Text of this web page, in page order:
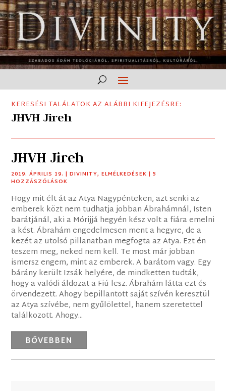
KERESÉSI TALÁLATOK AZ ALÁBBI KIFEJEZÉSRE:
JHVH Jireh
JHVH Jireh
2019. ÁPRILIS 19. |DIVINITY,ELMÉLKEDÉSEK | 5
HOZZÁSZÓLÁSOK
Hogy mit élt át az Atya Nagypénteken, azt senki az
emberek közt nem tudhatja jobban Ábrahámnál, Isten
barátjánál, aki a Mórijjá hegyén kész volt a fiára emelni
a kést. Ábrahám engedelmesen ment a hegyre, de a
kezét az utolsó pillanatban megfogta az Atya. Ezt én
teszem meg, neked nem kell. Te most már jobban
ismersz engem, mint az emberek. A barátom vagy. Egy
bárány került Izsák helyére, de mindketten tudták,
hogy a valódi áldozat a Fiú lesz. Ábrahám látta ezt és
örvendezett. Ahogy bepillantott saját szívén keresztül
az Atya szívébe, nem gyűlölettel, hanem szeretettel
találkozott. Ahogy...
BŐVEBBEN